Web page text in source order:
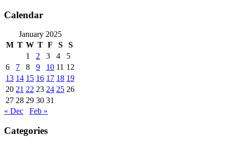
Calendar
January 2025
M T W T F S
S
1
2 3 4
5
6
7 8 9 10 11 12
13 14 15 16 17 18 19
20 21 22 23 24 25 26
27 28 29 30 31
« Dec
Feb »
Categories